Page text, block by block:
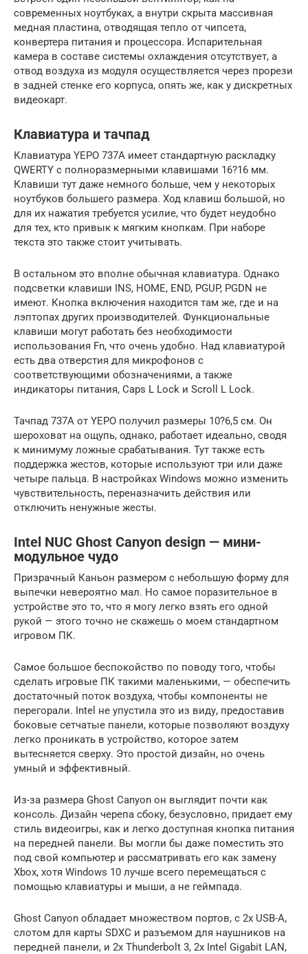
современных ноутбуках, а внутри скрыта массивная
медная пластина, отводящая тепло от чипсета,
конвертера питания и процессора. Испарительная
камера в составе системы охлаждения отсутствует, а
отвод воздуха из модуля осуществляется через прорези
в задней стенке его корпуса, опять же, как у дискретных
видеокарт.
Клавиатура и тачпад
Клавиатура YEPO 737A имеет стандартную раскладку
QWERTY с полноразмерными клавишами 16?16 мм.
Клавиши тут даже немного больше, чем у некоторых
ноутбуков большего размера. Ход клавиш большой, но
для их нажатия требуется усилие, что будет неудобно
для тех, кто привык к мягким кнопкам. При наборе
текста это также стоит учитывать.
В остальном это вполне обычная клавиатура. Однако
подсветки клавиши INS, HOME, END, PGUP, PGDN не
имеют. Кнопка включения находится там же, где и на
лэптопах других производителей. Функциональные
клавиши могут работать без необходимости
использования Fn, что очень удобно. Над клавиатурой
есть два отверстия для микрофонов с
соответствующими обозначениями, а также
индикаторы питания, Caps L Lock и Scroll L Lock.
Тачпад 737A от YEPO получил размеры 10?6,5 см. Он
шероховат на ощупь, однако, работает идеально, сводя
к минимуму ложные срабатывания. Тут также есть
поддержка жестов, которые используют три или даже
четыре пальца. В настройках Windows можно изменить
чувствительность, переназначить действия или
отключить ненужные жесты.
Intel NUC Ghost Canyon design — мини-
модульное чудо
Призрачный Каньон размером с небольшую форму для
выпечки невероятно мал. Но самое поразительное в
устройстве это то, что я могу легко взять его одной
рукой — этого точно не скажешь о моем стандартном
игровом ПК.
Самое большое беспокойство по поводу того, чтобы
сделать игровые ПК такими маленькими, — обеспечить
достаточный поток воздуха, чтобы компоненты не
перегорали. Intel не упустила это из виду, предоставив
боковые сетчатые панели, которые позволяют воздуху
легко проникать в устройство, которое затем
вытесняется сверху. Это простой дизайн, но очень
умный и эффективный.
Из-за размера Ghost Canyon он выглядит почти как
консоль. Дизайн черепа сбоку, безусловно, придает ему
стиль видеоигры, как и легко доступная кнопка питания
на передней панели. Вы могли бы даже поместить это
под свой компьютер и рассматривать его как замену
Xbox, хотя Windows 10 лучше всего перемещаться с
помощью клавиатуры и мыши, а не геймпада.
Ghost Canyon обладает множеством портов, с 2x USB-A,
слотом для карты SDXC и разъемом для наушников на
передней панели, и 2x Thunderbolt 3, 2x Intel Gigabit LAN,